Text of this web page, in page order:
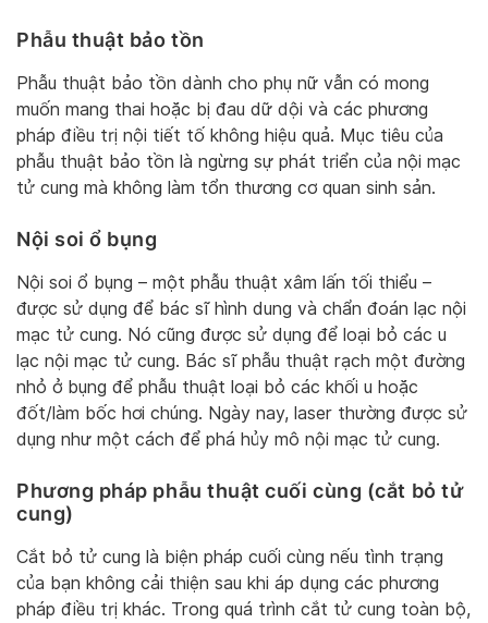
Phẫu thuật bảo tồn
Phẫu thuật bảo tồn dành cho phụ nữ vẫn có mong
muốn mang thai hoặc bị đau dữ dội và các phương
pháp điều trị nội tiết tố không hiệu quả. Mục tiêu của
phẫu thuật bảo tồn là ngừng sự phát triển của nội mạc
tử cung mà không làm tổn thương cơ quan sinh sản.
Nội soi ổ bụng
Nội soi ổ bụng – một phẫu thuật xâm lấn tối thiểu –
được sử dụng để bác sĩ hình dung và chẩn đoán lạc nội
mạc tử cung. Nó cũng được sử dụng để loại bỏ các u
lạc nội mạc tử cung. Bác sĩ phẫu thuật rạch một đường
nhỏ ở bụng để phẫu thuật loại bỏ các khối u hoặc
đốt/làm bốc hơi chúng. Ngày nay, laser thường được sử
dụng như một cách để phá hủy mô nội mạc tử cung.
Phương pháp phẫu thuật cuối cùng (cắt bỏ tử
cung)
Cắt bỏ tử cung là biện pháp cuối cùng nếu tình trạng
của bạn không cải thiện sau khi áp dụng các phương
pháp điều trị khác. Trong quá trình cắt tử cung toàn bộ,